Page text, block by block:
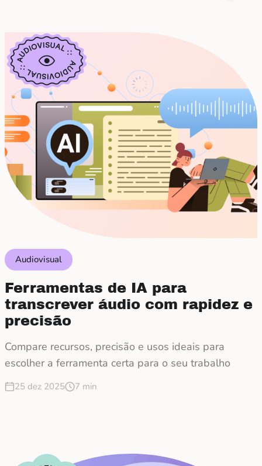
Audiovisual
Ferramentas de IA para
transcrever áudio com rapidez e
precisão
Compare recursos, precisão e usos ideais para
escolher a ferramenta certa para o seu trabalho
25 dez 2025 7 min